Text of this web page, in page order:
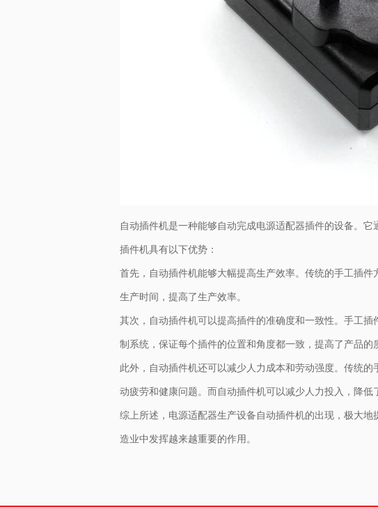
自动插件机是一种能够自动完成电源适配器插件的设备。
插件机具有以下优势：
首先，自动插件机能够大幅提高生产效率。传统的手工插
生产时间，提高了生产效率。
其次，自动插件机可以提高插件的准确度和一致性。手工
制系统，保证每个插件的位置和角度都一致，提高了产品的
此外，自动插件机还可以减少人力成本和劳动强度。传统
动疲劳和健康问题。而自动插件机可以减少人力投入，降低
综上所述，电源适配器生产设备自动插件机的出现，极大
造业中发挥越来越重要的作用。